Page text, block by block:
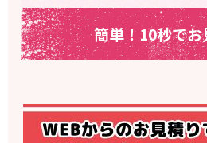
簡単！10秒でお